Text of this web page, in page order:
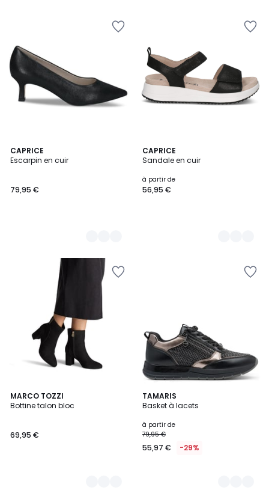
CAPRICE
Escarpin en cuir
79,95 €
2
Couleurs
CAPRICE
Sandale en cuir
à partir de
56,95 €
4
Couleurs
MARCO TOZZI
Bottine talon bloc
69,95 €
2
Couleurs
TAMARIS
Basket à lacets
à partir de
79,95 €
55,97 € -29%
2
Couleurs